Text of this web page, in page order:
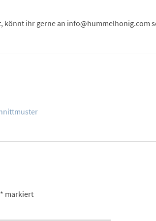
könnt ihr gerne an info@hummelhonig.com
* markiert